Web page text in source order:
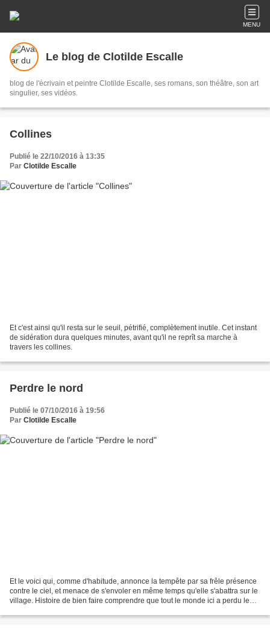
MENU
Le blog de Clotilde Escalle
blog de l'écrivain et peintre Clotilde Escalle, ses romans, son théâtre, son art
singulier, ses vidéos.
Collines
Publié le 22/10/2016 à 13:35
Par Clotilde Escalle
Et c'est ainsi qu'il resta sur le seuil, pétrifié, complètement inutile. Cet instant
de sidération dura quelques minutes, avant qu'il ne reprît sa marche à
travers les collines.
Perdre le nord
Publié le 07/10/2016 à 19:56
Par Clotilde Escalle
Et le voici qui, comme d'habitude, annonce la tempête par sa frêle présence
contre le ciel, et menace de s'envoler en même temps qu'elle s'abattra sur le
village. Histoire de bien faire comprendre que tout le monde ici a perdu le